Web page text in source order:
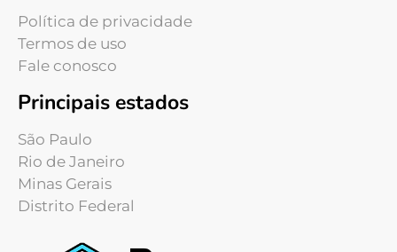
Política de privacidade
Termos de uso
Fale conosco
Principais estados
São Paulo
Rio de Janeiro
Minas Gerais
Distrito Federal